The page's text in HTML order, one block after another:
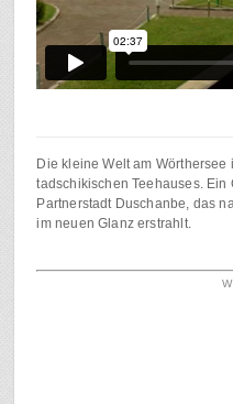
Die kleine Welt am
tadschikischen Teehauses.
Partnerstadt Duschanbe, das
im neuen Glanz erstrahlt.